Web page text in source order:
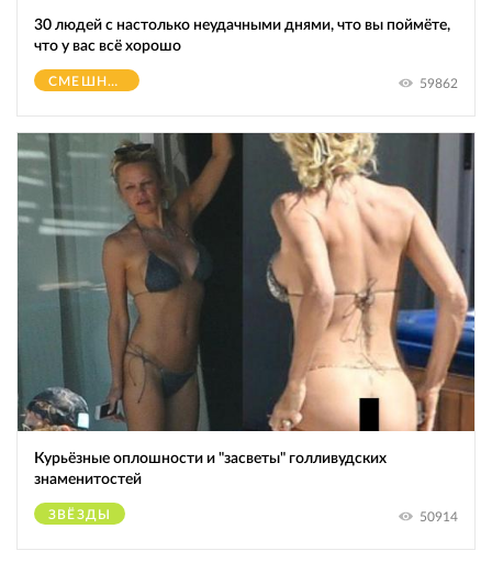
30 людей с настолько неудачными днями, что вы поймёте,
что у вас всё хорошо
СМЕШНОЕ 59862
Курьёзные оплошности и "засветы" голливудских
знаменитостей
ЗВЁЗДЫ 50914